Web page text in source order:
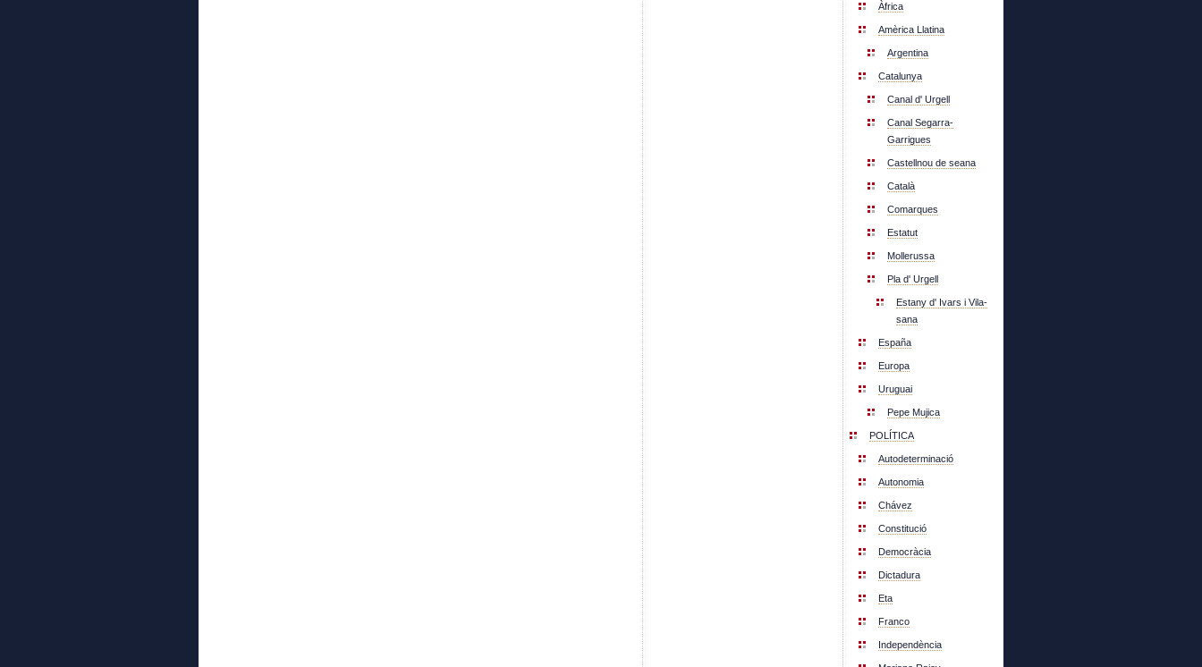
Àfrica
Amèrica Llatina
Argentina
Catalunya
Canal d' Urgell
Canal Segarra-
Garrigues
Castellnou de seana
Català
Comarques
Estatut
Mollerussa
Pla d' Urgell
Estany d' Ivars i Vila-
sana
España
Europa
Uruguai
Pepe Mujica
POLÍTICA
Autodeterminació
Autonomia
Chávez
Constitució
Democràcia
Dictadura
Eta
Franco
Independència